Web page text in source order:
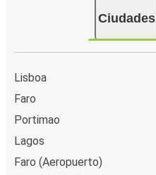
Ciudades
Lisboa
Faro
Portimao
Lagos
Faro (Aeropuerto)